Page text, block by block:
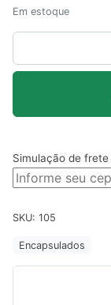
Em estoque
–
Litee
cápsulas
Simulação de frete
SKU: 105
Encapsulados